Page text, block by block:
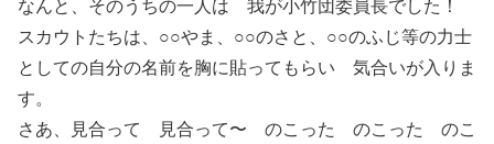
なんと、そのうちの一人は 我が小竹団委員長でした！
スカウトたちは、○○やま、○○のさと、○○のふじ等の力士
としての自分の名前を胸に貼ってもらい 気合いが入りま
す。
さあ、見合って 見合って〜 のこった のこった のこ